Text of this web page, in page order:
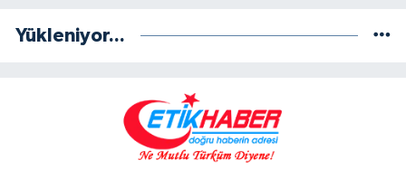
Yükleniyor...